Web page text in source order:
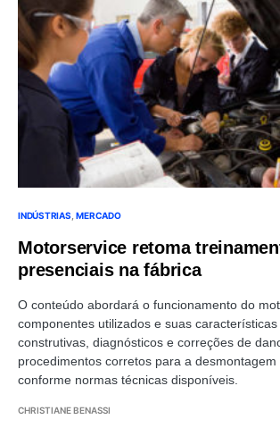
INDÚSTRIAS MERCADO
Motorservice retoma
presenciais na fábrica
O conteúdo abordará o funcionamento do
componentes utilizados e suas
construtivas, diagnósticos e correções de
procedimentos corretos para a desmontagem
conforme normas técnicas disponíveis.
CHRISTIANE BENASSI